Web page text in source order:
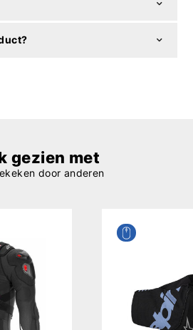
gezien met
door anderen